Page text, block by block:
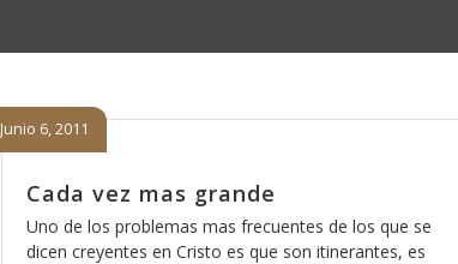
Cada vez mas grande
Junio 6, 2011
Uno de los problemas mas frecuentes de los que se
dicen creyentes en Cristo es que son itinerantes, es